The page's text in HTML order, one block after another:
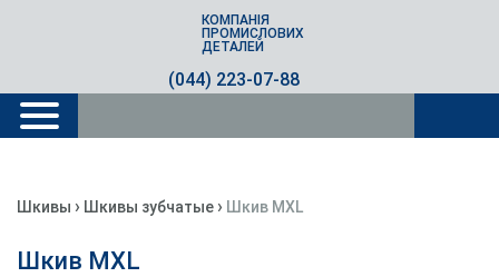
(044) 223-07-88
КОМПАНІЯ
ПРОМИСЛОВИХ
ДЕТАЛЕЙ
Шкивы › Шкивы зубчатые › Шкив MXL
Шкив MXL